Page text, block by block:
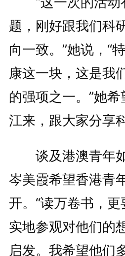
题，刚好跟我们科
向一致。”她说，“
康这一块，这是我
的强项之一。”她
江来，跟大家分享
谈及港澳青年如
岑美霞希望香港青
开。“读万卷书，更
实地参观对他们的
启发。我希望他们